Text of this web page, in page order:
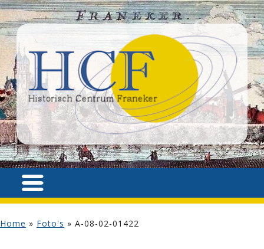
Home » Foto's » A-08-02-01422